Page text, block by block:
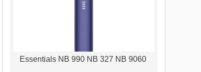
Essentials NB 990 NB 327 NB 9060